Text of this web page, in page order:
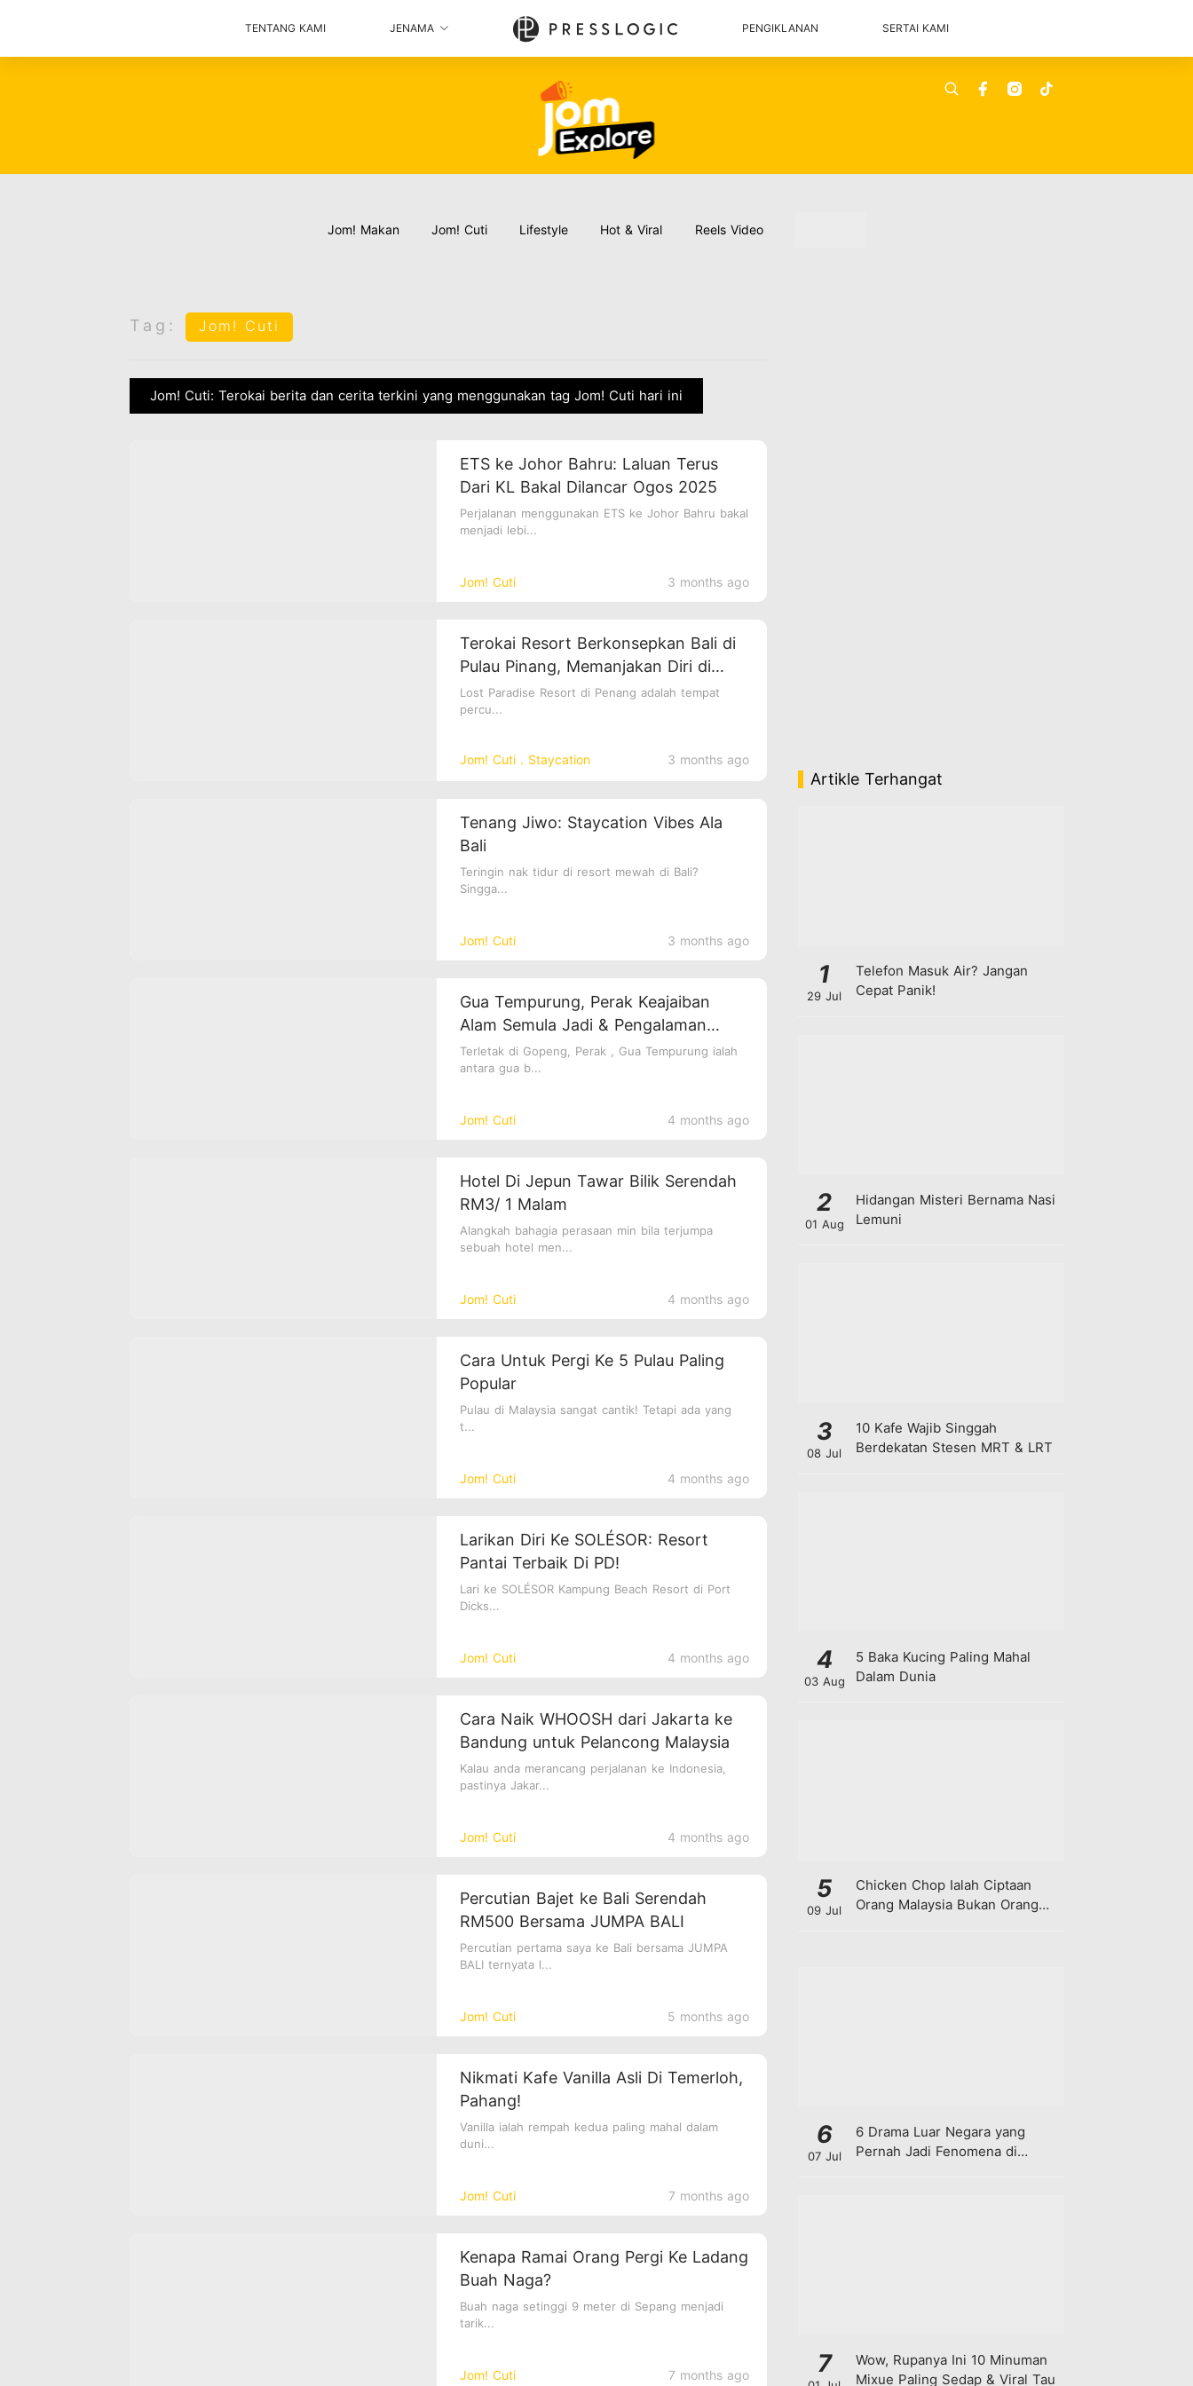
TENTANG KAMI JENAMA PENGIKLANAN SERTAI KAMI
Jom! Makan Jom! Cuti Lifestyle Hot & Viral Reels Video
Tag: Jom! Cuti
Jom! Cuti: Terokai berita dan cerita terkini yang menggunakan tag Jom! Cuti hari ini
Jom! Cuti 3 months ago
ETS ke Johor Bahru: Laluan Terus
Dari KL Bakal Dilancar Ogos 2025
Perjalanan menggunakan ETS ke Johor Bahru bakal
menjadi lebi...
Jom! Cuti．Staycation 3 months ago
Terokai Resort Berkonsepkan Bali di
Pulau Pinang, Memanjakan Diri di
“Lost Paradise Resort”
Lost Paradise Resort di Penang adalah tempat
percu...
Jom! Cuti 3 months ago
Tenang Jiwo: Staycation Vibes Ala
Bali
Teringin nak tidur di resort mewah di Bali?
Singga...
Jom! Cuti 4 months ago
Gua Tempurung, Perak Keajaiban
Alam Semula Jadi & Pengalaman
Lasak di Dunia Bawah Tanah
Terletak di Gopeng, Perak , Gua Tempurung ialah
antara gua b...
Jom! Cuti 4 months ago
Hotel Di Jepun Tawar Bilik Serendah
RM3/ 1 Malam
Alangkah bahagia perasaan min bila terjumpa
sebuah hotel men...
Jom! Cuti 4 months ago
Cara Untuk Pergi Ke 5 Pulau Paling
Popular
Pulau di Malaysia sangat cantik! Tetapi ada yang
t...
Jom! Cuti 4 months ago
Larikan Diri Ke SOLÉSOR: Resort
Pantai Terbaik Di PD!
Lari ke SOLÉSOR Kampung Beach Resort di Port
Dicks...
Jom! Cuti 4 months ago
Cara Naik WHOOSH dari Jakarta ke
Bandung untuk Pelancong Malaysia
Kalau anda merancang perjalanan ke Indonesia,
pastinya Jakar...
Jom! Cuti 5 months ago
Percutian Bajet ke Bali Serendah
RM500 Bersama JUMPA BALI
Percutian pertama saya ke Bali bersama JUMPA
BALI ternyata l...
Jom! Cuti 7 months ago
Nikmati Kafe Vanilla Asli Di Temerloh,
Pahang!
Vanilla ialah rempah kedua paling mahal dalam
duni...
Jom! Cuti 7 months ago
Kenapa Ramai Orang Pergi Ke Ladang
Buah Naga?
Buah naga setinggi 9 meter di Sepang menjadi
tarik...
Artikle Terhangat
1
29 Jul
Telefon Masuk Air? Jangan
Cepat Panik!
2
01 Aug
Hidangan Misteri Bernama Nasi
Lemuni
3
08 Jul
10 Kafe Wajib Singgah
Berdekatan Stesen MRT & LRT
4
03 Aug
5 Baka Kucing Paling Mahal
Dalam Dunia
5
09 Jul
Chicken Chop Ialah Ciptaan
Orang Malaysia Bukan Orang
6
07 Jul
6 Drama Luar Negara yang
Pernah Jadi Fenomena di
7
Wow, Rupanya Ini 10 Minuman
Mixue Paling Sedap & Viral Tau